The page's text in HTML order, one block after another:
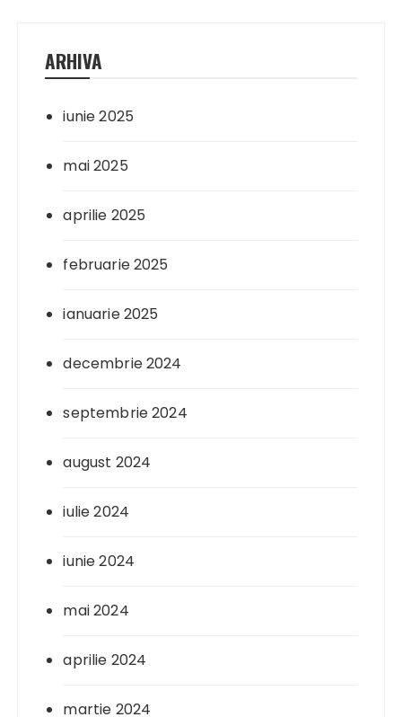
ARHIVA
iunie 2025
mai 2025
aprilie 2025
februarie 2025
ianuarie 2025
decembrie 2024
septembrie 2024
august 2024
iulie 2024
iunie 2024
mai 2024
aprilie 2024
martie 2024